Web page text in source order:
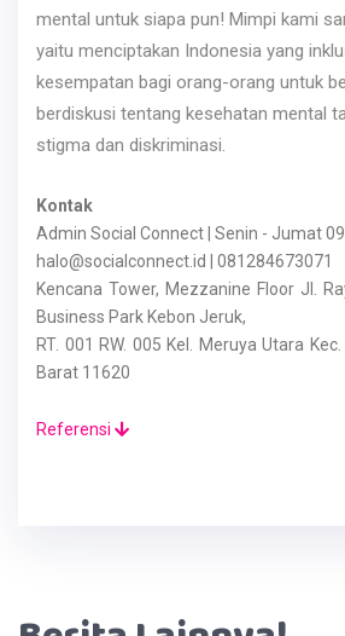
mental untuk siapa pun! Mimpi kami
yaitu menciptakan Indonesia yang
kesempatan bagi orang-orang untuk
berdiskusi tentang kesehatan mental
stigma dan diskriminasi.
Kontak
Admin Social Connect | Senin - Jumat
halo@socialconnect.id | 081284673071
Kencana Tower, Mezzanine Floor Jl.
Business Park Kebon Jeruk,
RT. 001 RW. 005 Kel. Meruya Utara
Barat 11620
Referensi